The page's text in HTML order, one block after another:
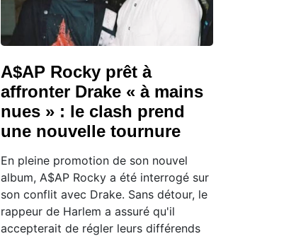
A$AP Rocky prêt à
affronter Drake « à mains
nues » : le clash prend
une nouvelle tournure
En pleine promotion de son nouvel
album, A$AP Rocky a été interrogé sur
son conflit avec Drake. Sans détour, le
rappeur de Harlem a assuré qu'il
accepterait de régler leurs différends